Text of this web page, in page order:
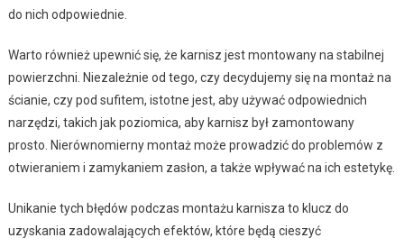
do nich odpowiednie.
Warto również upewnić się, że karnisz jest montowany na stabilnej
powierzchni. Niezależnie od tego, czy decydujemy się na montaż na
ścianie, czy pod sufitem, istotne jest, aby używać odpowiednich
narzędzi, takich jak poziomica, aby karnisz był zamontowany
prosto. Nierównomierny montaż może prowadzić do problemów z
otwieraniem i zamykaniem zasłon, a także wpływać na ich estetykę.
Unikanie tych błędów podczas montażu karnisza to klucz do
uzyskania zadowalających efektów, które będą cieszyć